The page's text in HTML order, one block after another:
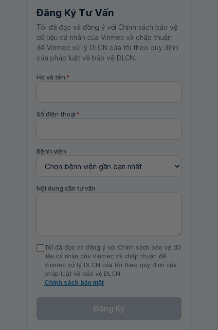
Đăng Ký Tư Vấn
Tôi đã đọc và đồng ý với Chính sách bảo vệ
dữ liệu cá nhân của Vinmec và chấp thuận
để Vinmec xử lý DLCN của tôi theo quy định
của pháp luật về bảo vệ DLCN.
Họ và tên *
Số điện thoại *
Bệnh viện
Nội dung cần tư vấn
Tôi đã đọc và đồng ý với Chính sách bảo vệ dữ
liệu cá nhân của Vinmec và chấp thuận để
Vinmec xử lý DLCN của tôi theo quy định của
pháp luật về bảo vệ DLCN.
Chính sách bảo mật
Đăng Ký